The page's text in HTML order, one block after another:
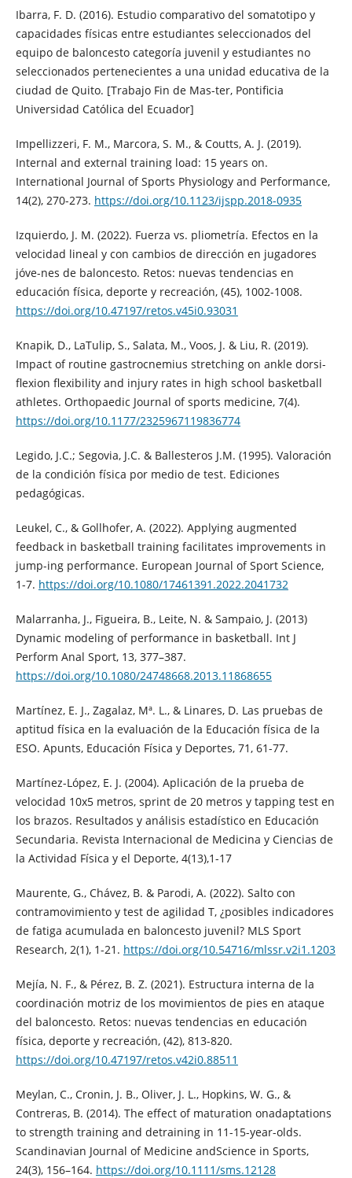
Ibarra, F. D. (2016). Estudio comparativo del somatotipo y
capacidades físicas entre estudiantes seleccionados del
equipo de baloncesto categoría juvenil y estudiantes no
seleccionados pertenecientes a una unidad educativa de la
ciudad de Quito. [Trabajo Fin de Mas-ter, Pontificia
Universidad Católica del Ecuador]
Impellizzeri, F. M., Marcora, S. M., & Coutts, A. J. (2019).
Internal and external training load: 15 years on.
International Journal of Sports Physiology and Performance,
14(2), 270-273. https://doi.org/10.1123/ijspp.2018-0935
Izquierdo, J. M. (2022). Fuerza vs. pliometría. Efectos en la
velocidad lineal y con cambios de dirección en jugadores
jóve-nes de baloncesto. Retos: nuevas tendencias en
educación física, deporte y recreación, (45), 1002-1008.
https://doi.org/10.47197/retos.v45i0.93031
Knapik, D., LaTulip, S., Salata, M., Voos, J. & Liu, R. (2019).
Impact of routine gastrocnemius stretching on ankle dorsi-
flexion flexibility and injury rates in high school basketball
athletes. Orthopaedic Journal of sports medicine, 7(4).
https://doi.org/10.1177/2325967119836774
Legido, J.C.; Segovia, J.C. & Ballesteros J.M. (1995). Valoración
de la condición física por medio de test. Ediciones
pedagógicas.
Leukel, C., & Gollhofer, A. (2022). Applying augmented
feedback in basketball training facilitates improvements in
jump-ing performance. European Journal of Sport Science,
1-7. https://doi.org/10.1080/17461391.2022.2041732
Malarranha, J., Figueira, B., Leite, N. & Sampaio, J. (2013)
Dynamic modeling of performance in basketball. Int J
Perform Anal Sport, 13, 377–387.
https://doi.org/10.1080/24748668.2013.11868655
Martínez, E. J., Zagalaz, Mª. L., & Linares, D. Las pruebas de
aptitud física en la evaluación de la Educación física de la
ESO. Apunts, Educación Física y Deportes, 71, 61-77.
Martínez-López, E. J. (2004). Aplicación de la prueba de
velocidad 10x5 metros, sprint de 20 metros y tapping test en
los brazos. Resultados y análisis estadístico en Educación
Secundaria. Revista Internacional de Medicina y Ciencias de
la Actividad Física y el Deporte, 4(13),1-17
Maurente, G., Chávez, B. & Parodi, A. (2022). Salto con
contramovimiento y test de agilidad T, ¿posibles indicadores
de fatiga acumulada en baloncesto juvenil? MLS Sport
Research, 2(1), 1-21. https://doi.org/10.54716/mlssr.v2i1.1203
Mejía, N. F., & Pérez, B. Z. (2021). Estructura interna de la
coordinación motriz de los movimientos de pies en ataque
del baloncesto. Retos: nuevas tendencias en educación
física, deporte y recreación, (42), 813-820.
https://doi.org/10.47197/retos.v42i0.88511
Meylan, C., Cronin, J. B., Oliver, J. L., Hopkins, W. G., &
Contreras, B. (2014). The effect of maturation onadaptations
to strength training and detraining in 11-15-year-olds.
Scandinavian Journal of Medicine andScience in Sports,
24(3), 156–164. https://doi.org/10.1111/sms.12128